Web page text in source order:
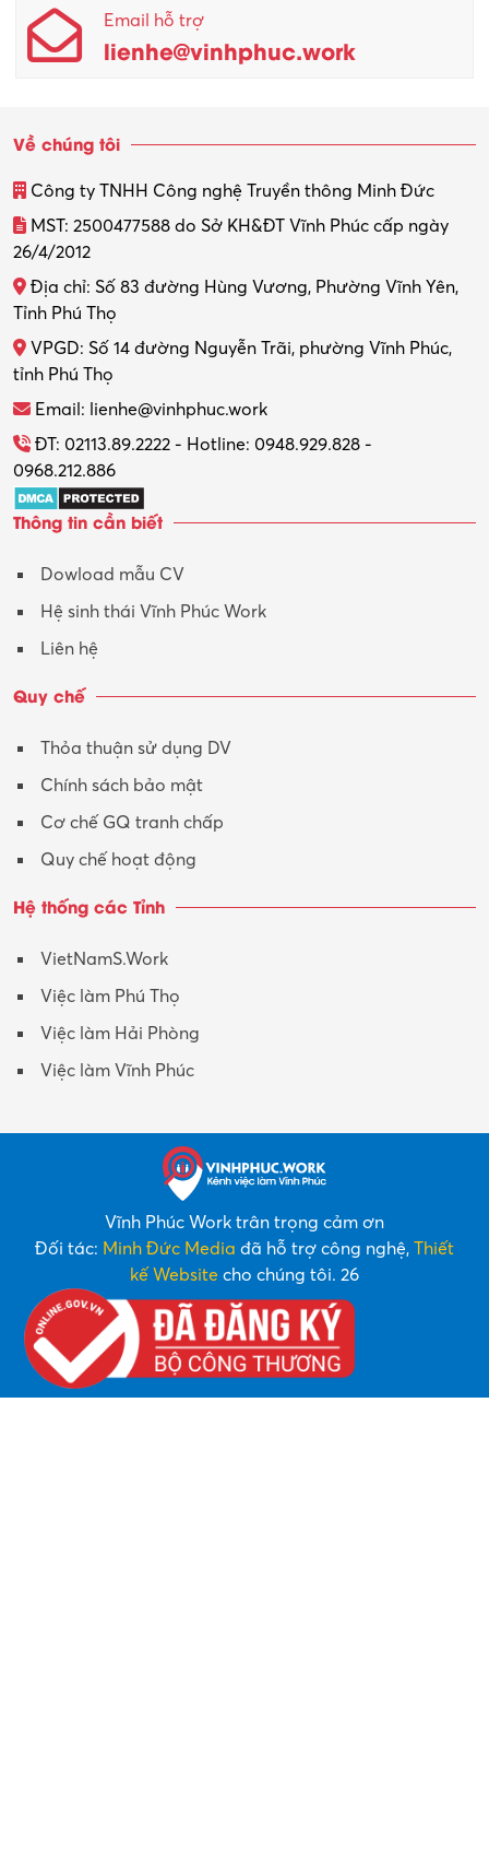
Email hỗ trợ
lienhe@vinhphuc.work
Về chúng tôi
Công ty TNHH Công nghệ Truyền thông Minh Đức
MST: 2500477588 do Sở KH&ĐT Vĩnh Phúc cấp ngày
26/4/2012
Địa chỉ: Số 83 đường Hùng Vương, Phường Vĩnh Yên,
Tỉnh Phú Thọ
VPGD: Số 14 đường Nguyễn Trãi, phường Vĩnh Phúc,
tỉnh Phú Thọ
Email: lienhe@vinhphuc.work
ĐT: 02113.89.2222 - Hotline: 0948.929.828 -
0968.212.886
Thông tin cần biết
Dowload mẫu CV
Hệ sinh thái Vĩnh Phúc Work
Liên hệ
Quy chế
Thỏa thuận sử dụng DV
Chính sách bảo mật
Cơ chế GQ tranh chấp
Quy chế hoạt động
Hệ thống các Tỉnh
VietNamS.Work
Việc làm Phú Thọ
Việc làm Hải Phòng
Việc làm Vĩnh Phúc
Vĩnh Phúc Work trân trọng cảm ơn
Đối tác: Minh Đức Media đã hỗ trợ công nghệ, Thiết
kế Website cho chúng tôi. 26